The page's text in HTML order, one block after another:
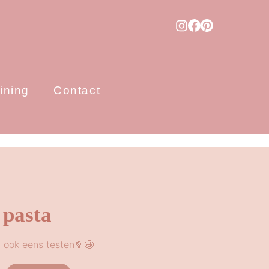
Contact
eens testen🥦🤩